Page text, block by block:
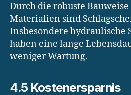
Durch die robuste
Materialien sind
Insbesondere hydraulische
haben eine lange
weniger Wartung.
4.5 Kostenersparnis